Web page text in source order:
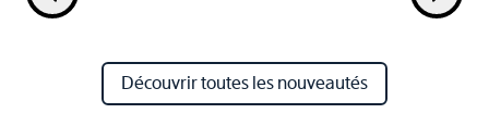
Découvrir toutes les nouveautés